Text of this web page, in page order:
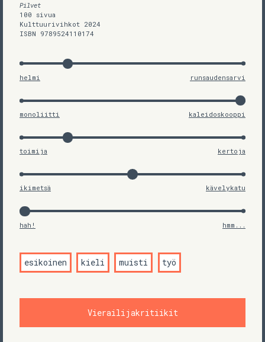
Pilvet
100 sivua
Kulttuurivihkot 2024
ISBN 9789524110174
helmi runsaudensarvi
monoliitti kaleidoskooppi
toimija kertoja
ikimetsä kävelykatu
hah! hmm...
esikoinen kieli muisti työ
Vierailijakritiikit